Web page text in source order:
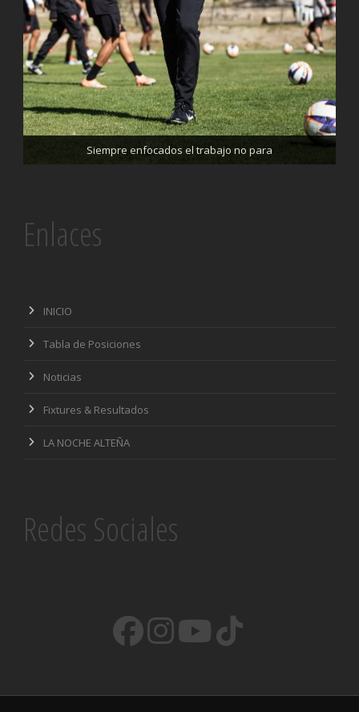
Siempre enfocados el trabajo no para
Trabajando enfocados, listos para el partido de mañana
Enlaces
INICIO
Tabla de Posiciones
Noticias
Fixtures & Resultados
LA NOCHE ALTEÑA
Redes Sociales